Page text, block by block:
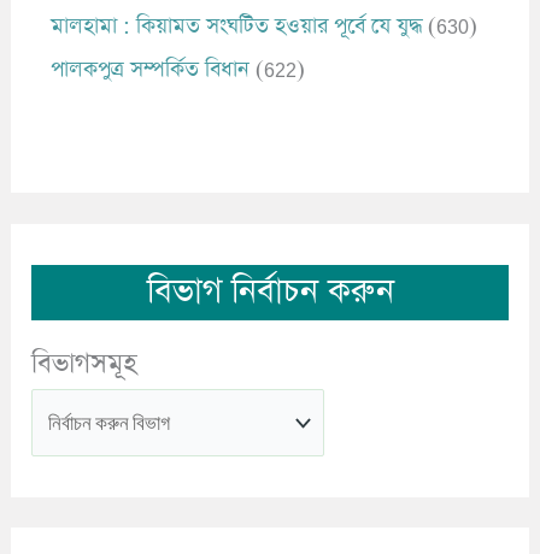
মালহামা : কিয়ামত সংঘটিত হওয়ার পূর্বে যে যুদ্ধ (630)
পালকপুত্র সম্পর্কিত বিধান (622)
বিভাগ নির্বাচন করুন
বিভাগসমূহ